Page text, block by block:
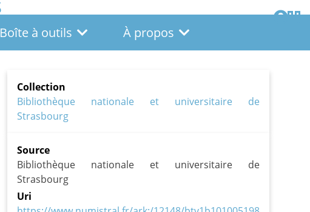
Boîte à outils À propos
Collection
Bibliothèque nationale et universitaire de
Strasbourg
Source
Bibliothèque nationale et universitaire de
Strasbourg
Uri